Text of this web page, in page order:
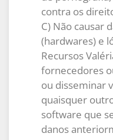
contra os
C) Não causar
(hardwares) e
Recursos
fornecedores
ou disseminar
quaisquer
software que
danos